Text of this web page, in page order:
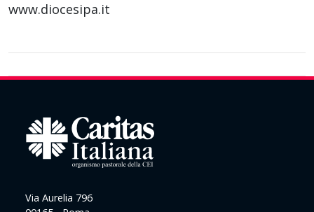
www.diocesipa.it
Via Aurelia 796